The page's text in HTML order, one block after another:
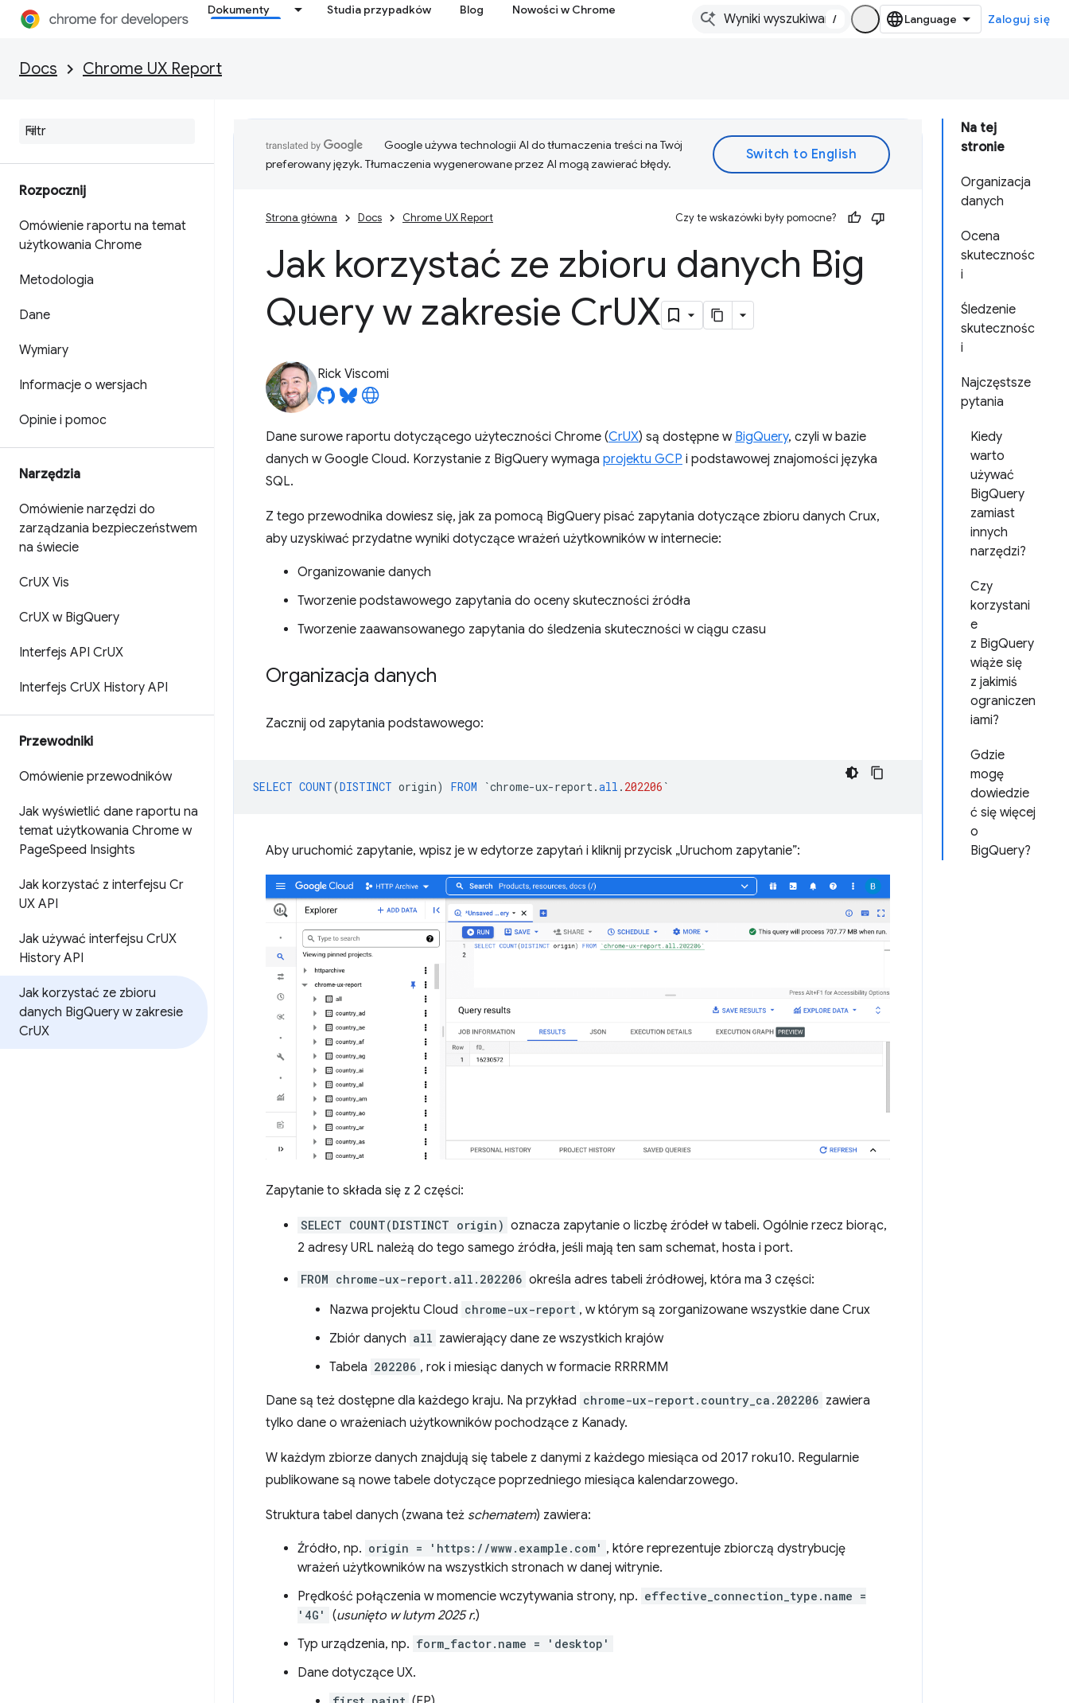
Dokumenty Studia przypadków Blog Nowości w Chrome
/ Zaloguj się
Docs Chrome UX Report
Rozpocznij
Omówienie raportu na temat
użytkowania Chrome
Metodologia
Dane
Wymiary
Informacje o wersjach
Opinie i pomoc
Narzędzia
Omówienie narzędzi do
zarządzania bezpieczeństwem
na świecie
CrUX Vis
CrUX w BigQuery
Interfejs API CrUX
Interfejs CrUX History API
Przewodniki
Omówienie przewodników
Jak wyświetlić dane raportu na
temat użytkowania Chrome w
PageSpeed Insights
Jak korzystać z interfejsu Cr
UX API
Jak używać interfejsu CrUX
History API
Jak korzystać ze zbioru
danych BigQuery w zakresie
CrUX
Na tej
stronie
Organizacja
danych
Ocena
skutecznośc
i
Śledzenie
skutecznośc
i
Najczęstsze
pytania
Kiedy
warto
używać
BigQuery
zamiast
innych
narzędzi?
Czy
korzystani
e
z BigQuery
wiąże się
z jakimiś
ograniczen
iami?
Gdzie
mogę
dowiedzie
ć się więcej
o
BigQuery?
Google używa technologii AI do tłumaczenia treści na Twój
preferowany język. Tłumaczenia wygenerowane przez AI mogą zawierać błędy.
Strona główna Docs Chrome UX Report Czy te wskazówki były pomocne?
Jak korzystać ze zbioru danych Big
Query w zakresie CrUX
Rick Viscomi
Dane surowe raportu dotyczącego użyteczności Chrome (CrUX) są dostępne w BigQuery, czyli w bazie
danych w Google Cloud. Korzystanie z BigQuery wymaga projektu GCP i podstawowej znajomości języka
SQL.
Z tego przewodnika dowiesz się, jak za pomocą BigQuery pisać zapytania dotyczące zbioru danych Crux,
aby uzyskiwać przydatne wyniki dotyczące wrażeń użytkowników w internecie:
Organizowanie danych
Tworzenie podstawowego zapytania do oceny skuteczności źródła
Tworzenie zaawansowanego zapytania do śledzenia skuteczności w ciągu czasu
Organizacja danych
Zacznij od zapytania podstawowego:
SELECT COUNT(DISTINCT origin) FROM `chrome-ux-report.all . 202206 `
Aby uruchomić zapytanie, wpisz je w edytorze zapytań i kliknij przycisk „Uruchom zapytanie”:
Zapytanie to składa się z 2 części:
SELECT COUNT(DISTINCT origin) oznacza zapytanie o liczbę źródeł w tabeli. Ogólnie rzecz biorąc,
2 adresy URL należą do tego samego źródła, jeśli mają ten sam schemat, hosta i port.
FROM chrome-ux-report.all.202206 określa adres tabeli źródłowej, która ma 3 części:
Nazwa projektu Cloud chrome-ux-report , w którym są zorganizowane wszystkie dane Crux
Zbiór danych all zawierający dane ze wszystkich krajów
Tabela 202206 , rok i miesiąc danych w formacie RRRRMM
Dane są też dostępne dla każdego kraju. Na przykład chrome-ux-report.country_ca.202206 zawiera
tylko dane o wrażeniach użytkowników pochodzące z Kanady.
W każdym zbiorze danych znajdują się tabele z danymi z każdego miesiąca od 2017 roku10. Regularnie
publikowane są nowe tabele dotyczące poprzedniego miesiąca kalendarzowego.
Struktura tabel danych (zwana też schematem) zawiera:
Źródło, np. origin = 'https://www.example.com' , które reprezentuje zbiorczą dystrybucję
wrażeń użytkowników na wszystkich stronach w danej witrynie.
Prędkość połączenia w momencie wczytywania strony, np. effective_connection_type.name =
'4G'
(usunięto w lutym 2025 r.)
Typ urządzenia, np. form_factor.name = 'desktop'
Dane dotyczące UX.